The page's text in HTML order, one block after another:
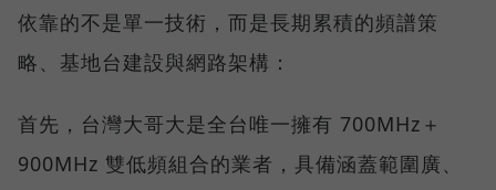
依靠的不是單一技術，而是長期累積的頻譜策
略、基地台建設與網路架構：
首先，台灣大哥大是全台唯一擁有 700MHz＋
900MHz 雙低頻組合的業者，具備涵蓋範圍廣、